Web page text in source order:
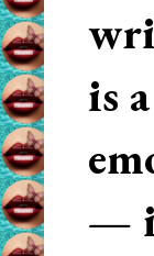
is
—